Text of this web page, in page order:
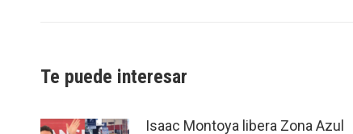
Te puede interesar
Isaac Montoya libera Zona Azul